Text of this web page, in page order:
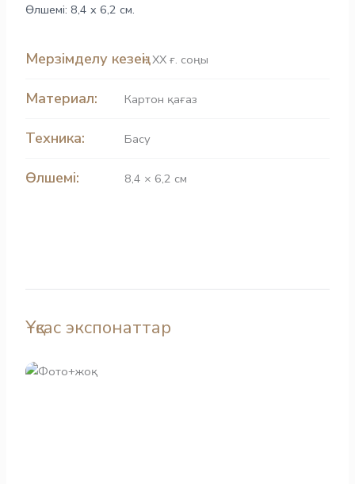
Өлшемі: 8,4 x 6,2 см.
Мерзімделу кезеңі: ХХ ғ. соңы
Материал: Картон қағаз
Техника: Басу
Өлшемі: 8,4 × 6,2 см
Ұқсас экспонаттар